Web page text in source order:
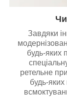
Завдяки
будь-яких
ретельне
будь-